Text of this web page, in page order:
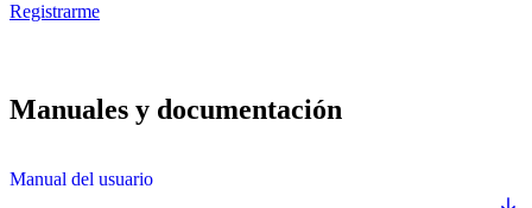
Registrarme
Manuales y documentación
Manual del usuario